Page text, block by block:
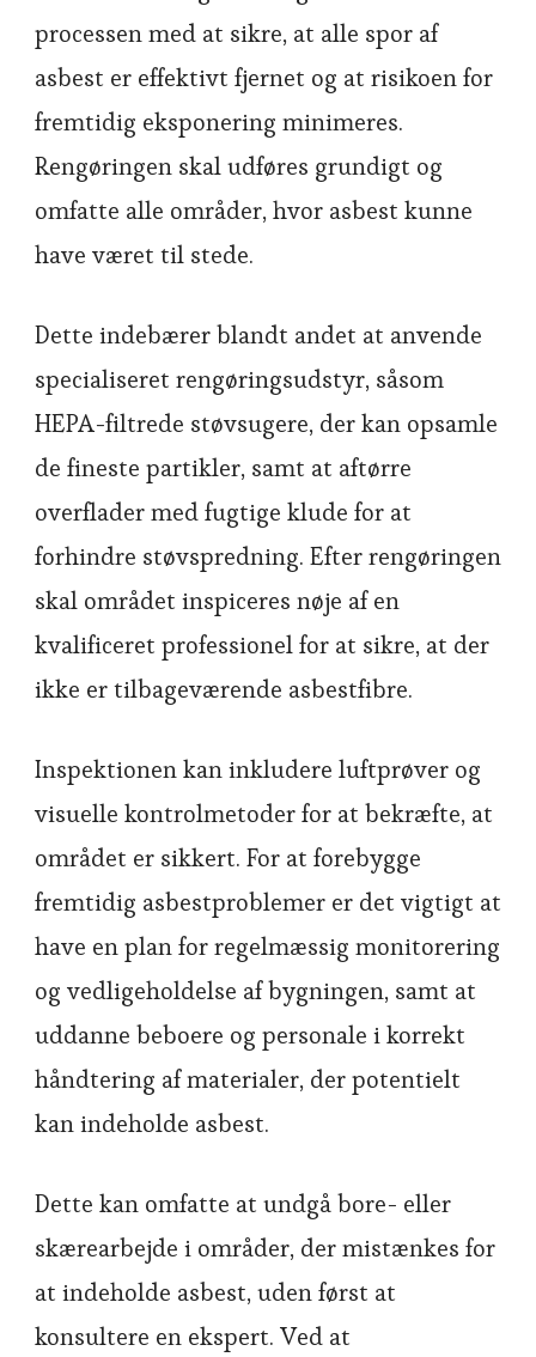
processen med at sikre, at alle spor af
asbest er effektivt fjernet og at risikoen for
fremtidig eksponering minimeres.
Rengøringen skal udføres grundigt og
omfatte alle områder, hvor asbest kunne
have været til stede.
Dette indebærer blandt andet at anvende
specialiseret rengøringsudstyr, såsom
HEPA-filtrede støvsugere, der kan opsamle
de fineste partikler, samt at aftørre
overflader med fugtige klude for at
forhindre støvspredning. Efter rengøringen
skal området inspiceres nøje af en
kvalificeret professionel for at sikre, at der
ikke er tilbageværende asbestfibre.
Inspektionen kan inkludere luftprøver og
visuelle kontrolmetoder for at bekræfte, at
området er sikkert. For at forebygge
fremtidig asbestproblemer er det vigtigt at
have en plan for regelmæssig monitorering
og vedligeholdelse af bygningen, samt at
uddanne beboere og personale i korrekt
håndtering af materialer, der potentielt
kan indeholde asbest.
Dette kan omfatte at undgå bore- eller
skærearbejde i områder, der mistænkes for
at indeholde asbest, uden først at
konsultere en ekspert. Ved at